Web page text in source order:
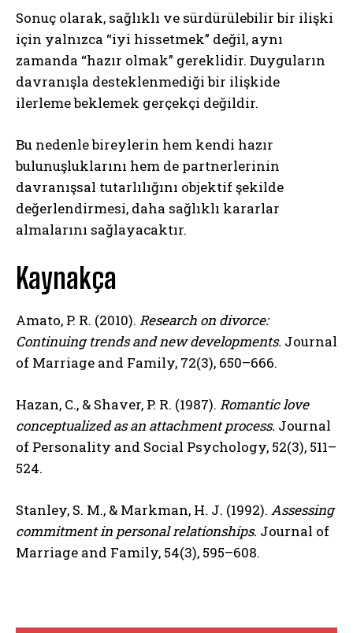
Gizlilik politikasınıokudum, onaylıyorum.
Sonuç olarak, sağlıklı ve sürdürülebilir bir ilişki
için yalnızca “iyi hissetmek” değil, aynı
zamanda “hazır olmak” gereklidir. Duyguların
davranışla desteklenmediği bir ilişkide
ilerleme beklemek gerçekçi değildir.
Bu nedenle bireylerin hem kendi hazır
bulunuşluklarını hem de partnerlerinin
davranışsal tutarlılığını objektif şekilde
değerlendirmesi, daha sağlıklı kararlar
almalarını sağlayacaktır.
Kaynakça
Amato, P. R. (2010). Research on divorce:
Continuing trends and new developments. Journal
of Marriage and Family, 72(3), 650–666.
Hazan, C., & Shaver, P. R. (1987). Romantic love
conceptualized as an attachment process. Journal
of Personality and Social Psychology, 52(3), 511–
524.
Stanley, S. M., & Markman, H. J. (1992). Assessing
commitment in personal relationships. Journal of
Marriage and Family, 54(3), 595–608.